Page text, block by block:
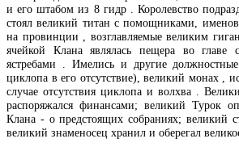
и его штабом из 8 гидр . Королевство
стоял великий титан с помощниками,
на провинции , возглавляемые великим
ячейкой Клана являлась пещера во
ястребами . Имелись и другие
циклопа в его отсутствие), великий монах
случае отсутствия циклопа и волхва .
распоряжался финансами; великий Турок
Клана - о предстоящих собраниях; великий
великий знаменосец хранил и оберегал